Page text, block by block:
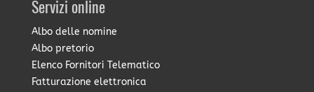
Servizi online
Albo delle nomine
Albo pretorio
Elenco Fornitori Telematico
Fatturazione elettronica